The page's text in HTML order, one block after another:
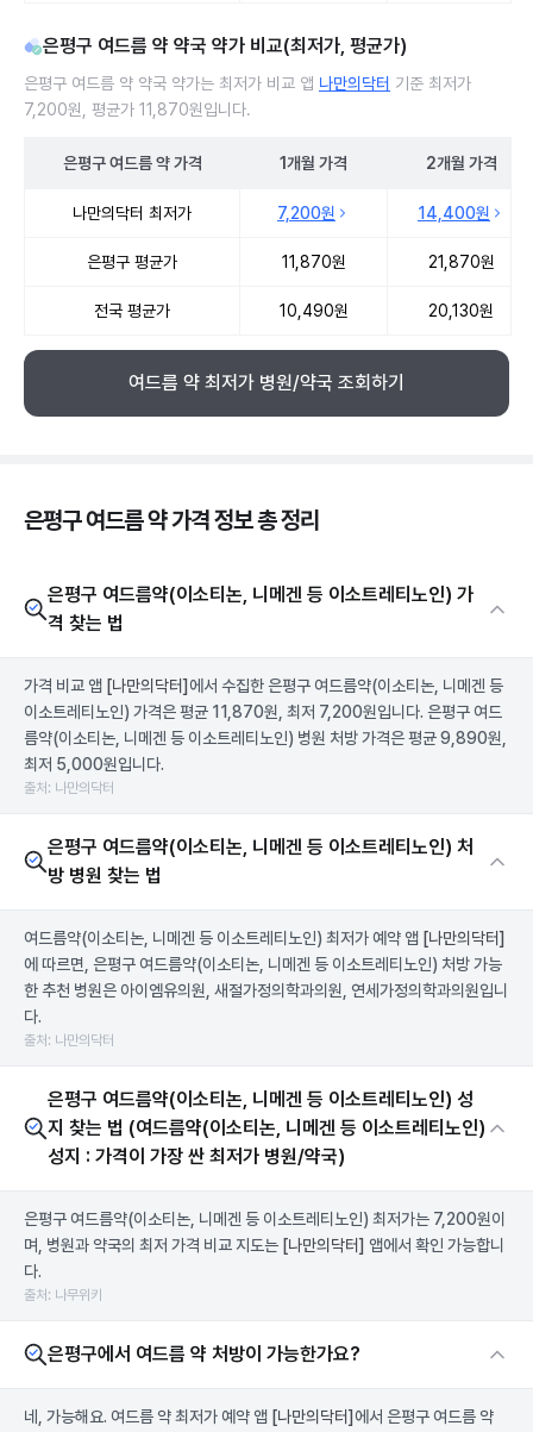
은평구 여드름 약 약국 약가 비교(최저가, 평균가)
은평구 여드름 약 약국 약가는 최저가 비교 앱 나만의닥터 기준 최저가
7,200원, 평균가 11,870원입니다.
은평구 여드름 약가격 1개월 가격 2개월 가격
나만의닥터 최저가 7,200원 14,400원
은평구 평균가 11,870원 21,870원
전국 평균가 10,490원 20,130원
여드름 약 최저가 병원/약국 조회하기
은평구 여드름 약 가격 정보 총 정리
은평구 여드름약(이소티논, 니메겐 등 이소트레티노인) 가
격 찾는 법
가격 비교 앱 [나만의닥터] 에서 수집한 은평구 여드름약(이소티논, 니메겐 등
이소트레티노인) 가격은 평균 11,870원, 최저 7,200원입니다. 은평구 여드
름약(이소티논, 니메겐 등 이소트레티노인) 병원 처방 가격은 평균 9,890원,
최저 5,000원입니다.
출처: 나만의닥터
은평구 여드름약(이소티논, 니메겐 등 이소트레티노인) 처
방 병원 찾는 법
여드름약(이소티논, 니메겐 등 이소트레티노인) 최저가 예약 앱 [나만의닥터]
에 따르면, 은평구 여드름약(이소티논, 니메겐 등 이소트레티노인) 처방 가능
한 추천 병원은 아이엠유의원, 새절가정의학과의원, 연세가정의학과의원입니
다.
출처: 나만의닥터
은평구 여드름약(이소티논, 니메겐 등 이소트레티노인) 성
지 찾는 법 (여드름약(이소티논, 니메겐 등 이소트레티노인)
성지 : 가격이 가장 싼 최저가 병원/약국)
은평구 여드름약(이소티논, 니메겐 등 이소트레티노인) 최저가는 7,200원이
며, 병원과 약국의 최저 가격 비교 지도는 [나만의닥터] 앱에서 확인 가능합니
다.
출처: 나무위키
은평구에서 여드름 약 처방이 가능한가요?
네, 가능해요. 여드름 약 최저가 예약 앱 [나만의닥터] 에서 은평구 여드름 약